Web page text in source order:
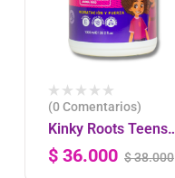
(0 Comentarios)
Kinky Roots Teens
And Kids Crespos Y
Afros Crema 2 En 1
$38.000
$ 36.000
- +